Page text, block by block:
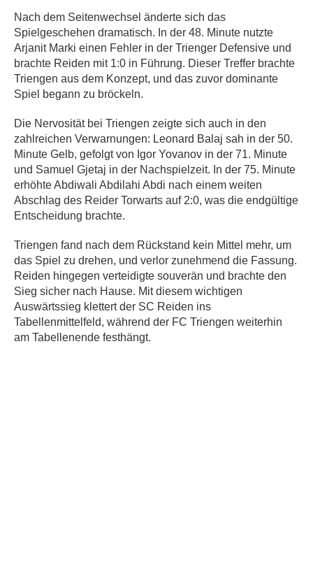
Nach dem Seitenwechsel änderte sich das
Spielgeschehen dramatisch. In der 48. Minute nutzte
Arjanit Marki einen Fehler in der Trienger Defensive und
brachte Reiden mit 1:0 in Führung. Dieser Treffer brachte
Triengen aus dem Konzept, und das zuvor dominante
Spiel begann zu bröckeln.
Die Nervosität bei Triengen zeigte sich auch in den
zahlreichen Verwarnungen: Leonard Balaj sah in der 50.
Minute Gelb, gefolgt von Igor Yovanov in der 71. Minute
und Samuel Gjetaj in der Nachspielzeit. In der 75. Minute
erhöhte Abdiwali Abdilahi Abdi nach einem weiten
Abschlag des Reider Torwarts auf 2:0, was die endgültige
Entscheidung brachte.
Triengen fand nach dem Rückstand kein Mittel mehr, um
das Spiel zu drehen, und verlor zunehmend die Fassung.
Reiden hingegen verteidigte souverän und brachte den
Sieg sicher nach Hause. Mit diesem wichtigen
Auswärtssieg klettert der SC Reiden ins
Tabellenmittelfeld, während der FC Triengen weiterhin
am Tabellenende festhängt.